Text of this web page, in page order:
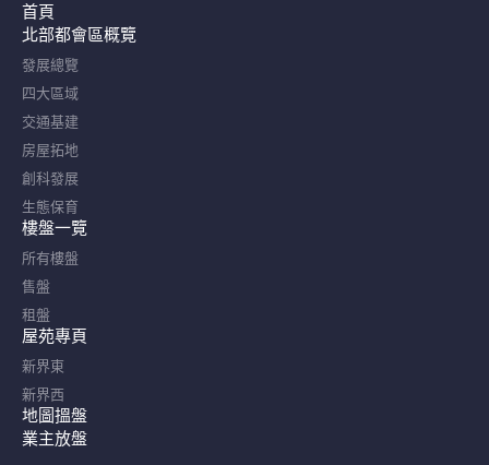
首頁
北部都會區概覽​
發展總覽
四大區域
交通基建
房屋拓地
創科發展
生態保育
樓盤一覽
所有樓盤
售盤
租盤
屋苑專頁
新界東
新界西
地圖搵盤
業主放盤